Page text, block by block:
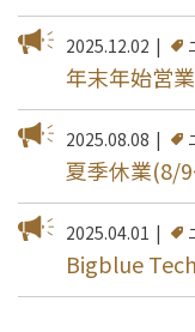
2025.12.02
年末年始営
2025.08.08
夏季休業(8/
2025.04.01
Bigblue